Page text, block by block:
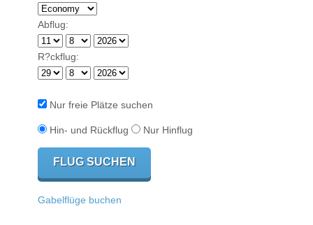
Abflug:
R?ckflug:
Nur freie Plätze suchen
Hin- und Rückflug Nur Hinflug
Gabelflüge buchen